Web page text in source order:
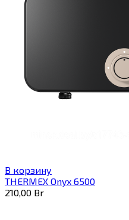
В корзину
THERMEX Onyx 6500
210,00 Br